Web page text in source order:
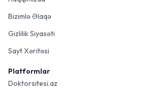
Bizimlə Əlaqə
Gizlilik Siyasəti
Sayt Xəritəsi
Platformlar
Doktorsitesi.az